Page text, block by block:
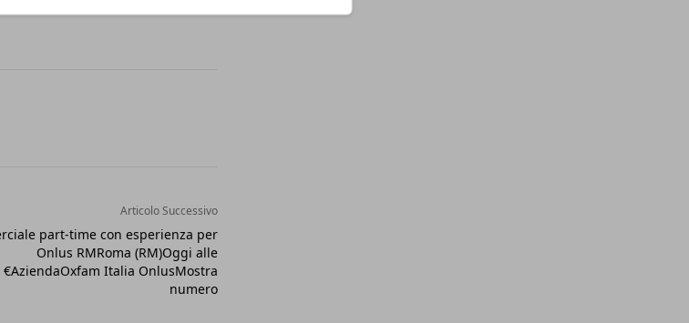
Articolo Successivo
part-time con esperienza per
Onlus RMRoma (RM)Oggi alle
€AziendaOxfam Italia OnlusMostra
numero